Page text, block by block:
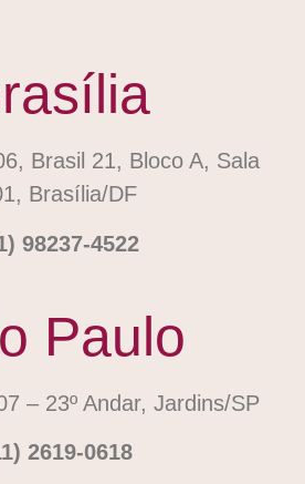
Brasil 21, Bloco A, Sala
Brasília/DF
98237-4522
Paulo
– 23º Andar, Jardins/SP
2619-0618